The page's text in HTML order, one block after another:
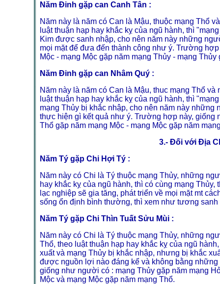
Năm Đinh gặp can Canh Tân :
Năm này là năm có Can là Mậu, thuộc mạng Thổ
luật thuận hạp hay khắc kỵ của ngũ hành, thì
Kim được sanh nhập, cho nên năm này những
mọi mặt để đưa đến thành công như ý. Trường
Mộc - mạng Mộc gặp năm mạng Thủy - mạng
Năm Đinh gặp can Nhâm Quý :
Năm này là năm có Can là Mậu, thuc mạng Thổ
luật thuận hạp hay khắc kỵ của ngũ hành, thì
mạng Thủy bị khắc nhập, cho nên năm này
thực hiện gì kết quả như ý. Trường hợp này,
Thổ gặp năm mạng Mộc - mạng Mộc gặp năm
3.- Đối với Địa
Năm Tý gặp Chi Hợi Tý :
Năm này có Chi là Tý thuộc mạng Thủy, những
hay khắc kỵ của ngũ hành, thì có cùng mạng
lạc nghiệp sẽ gia tăng, phát triển về mọi mặt mt
sống ổn định bình thường, thì xem như tương sanh
Năm Tý gặp Chi Thìn Tuất Sửu Mùi :
Năm này có Chi là Tý thuộc mạng Thủy, những
Thổ, theo luật thuận hạp hay khắc kỵ của ngũ
xuất và mạng Thủy bị khắc nhập, nhưng bị khắc
được nguồn lợi nào đáng kể và không bằng
giống như người có : mạng Thủy gặp năm mạng
Mộc và mạng Mộc gặp năm mạng Thổ.